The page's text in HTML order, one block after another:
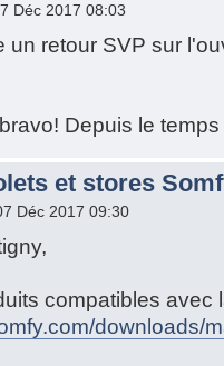
Déc 2017 08:03
un retour SVP sur
Depuis le
et stores
Déc 2017 09:30
compatibles avec
downloads/